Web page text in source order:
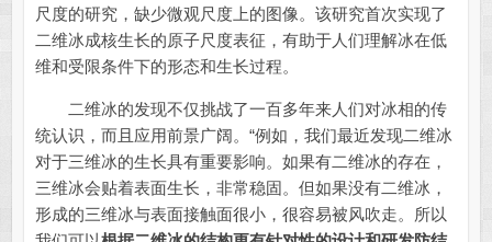
尺度的研究，缺少微观尺度上的图像。该研究首次实现了
二维冰成核生长的原子尺度表征，有助于人们理解冰在低
维和受限条件下的形态和生长过程。
二维冰的发现不仅挑战了一百多年来人们对冰相的传
统认识，而且应用前景广阔。“例如，我们最近发现二维冰
对于三维冰的生长具有重要影响。如果有二维冰的存在，
三维冰会贴着表面生长，非常稳固。但如果没有二维冰，
形成的三维冰与表面接触面很小，很容易被风吹走。所以